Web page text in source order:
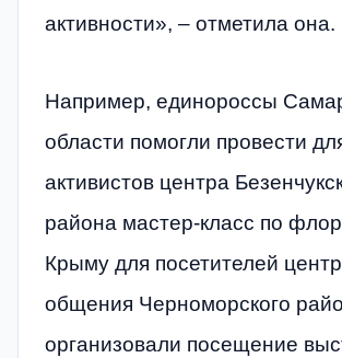
активности», – отметила она.
Например, единороссы
области помогли провести
активистов центра
района мастер-класс по
Крыму для посетителей
общения Черноморского
организовали посещение